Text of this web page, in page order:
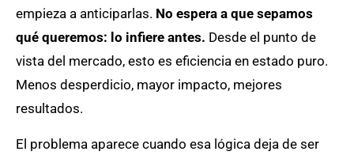
empieza a anticiparlas. No espera a que sepamos
qué queremos: lo infiere antes. Desde el punto de
vista del mercado, esto es eficiencia en estado puro.
Menos desperdicio, mayor impacto, mejores
resultados.
El problema aparece cuando esa lógica deja de ser